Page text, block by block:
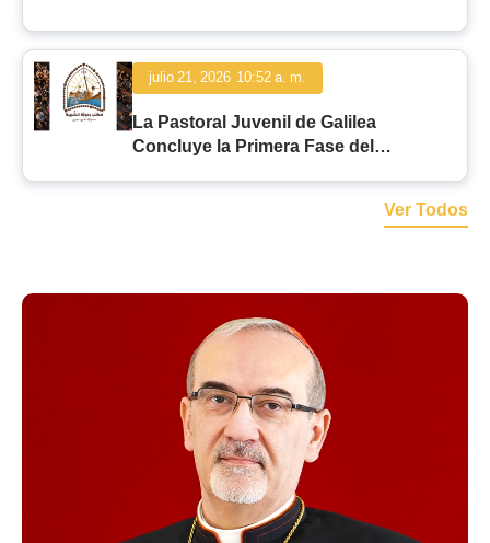
julio 21, 2026 10:52 a. m.
La Pastoral Juvenil de Galilea
Concluye la Primera Fase del
Llenas de Fe Ver Todos